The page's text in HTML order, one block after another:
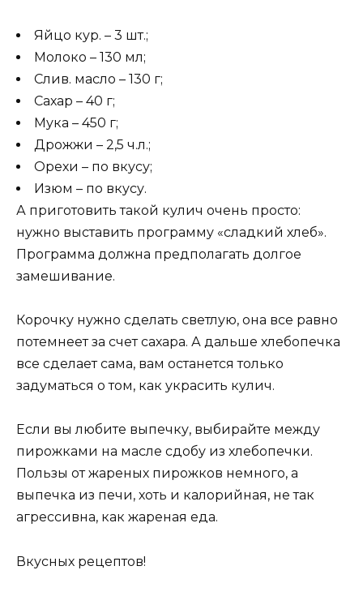
Яйцо кур. – 3 шт.;
Молоко – 130 мл;
Слив. масло – 130 г;
Сахар – 40 г;
Мука – 450 г;
Дрожжи – 2,5 ч.л.;
Орехи – по вкусу;
Изюм – по вкусу.
А приготовить такой кулич очень просто:
нужно выставить программу «сладкий хлеб».
Программа должна предполагать долгое
замешивание.
Корочку нужно сделать светлую, она все равно
потемнеет за счет сахара. А дальше хлебопечка
все сделает сама, вам останется только
задуматься о том, как украсить кулич.
Если вы любите выпечку, выбирайте между
пирожками на масле сдобу из хлебопечки.
Пользы от жареных пирожков немного, а
выпечка из печи, хоть и калорийная, не так
агрессивна, как жареная еда.
Вкусных рецептов!